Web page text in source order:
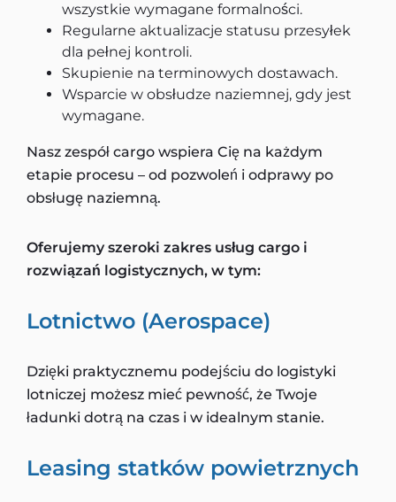
wszystkie wymagane formalności.
Regularne aktualizacje statusu przesyłek
dla pełnej kontroli.
Skupienie na terminowych dostawach.
Wsparcie w obsłudze naziemnej, gdy jest
wymagane.
Nasz zespół cargo wspiera Cię na każdym
etapie procesu – od pozwoleń i odprawy po
obsługę naziemną.
Oferujemy szeroki zakres usług cargo i
rozwiązań logistycznych, w tym:
Lotnictwo (Aerospace)
Dzięki praktycznemu podejściu do logistyki
lotniczej możesz mieć pewność, że Twoje
ładunki dotrą na czas i w idealnym stanie.
Leasing statków powietrznych